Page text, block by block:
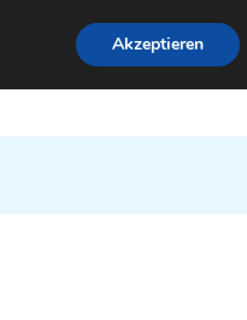
StartSeite Leistungen
Akzeptieren